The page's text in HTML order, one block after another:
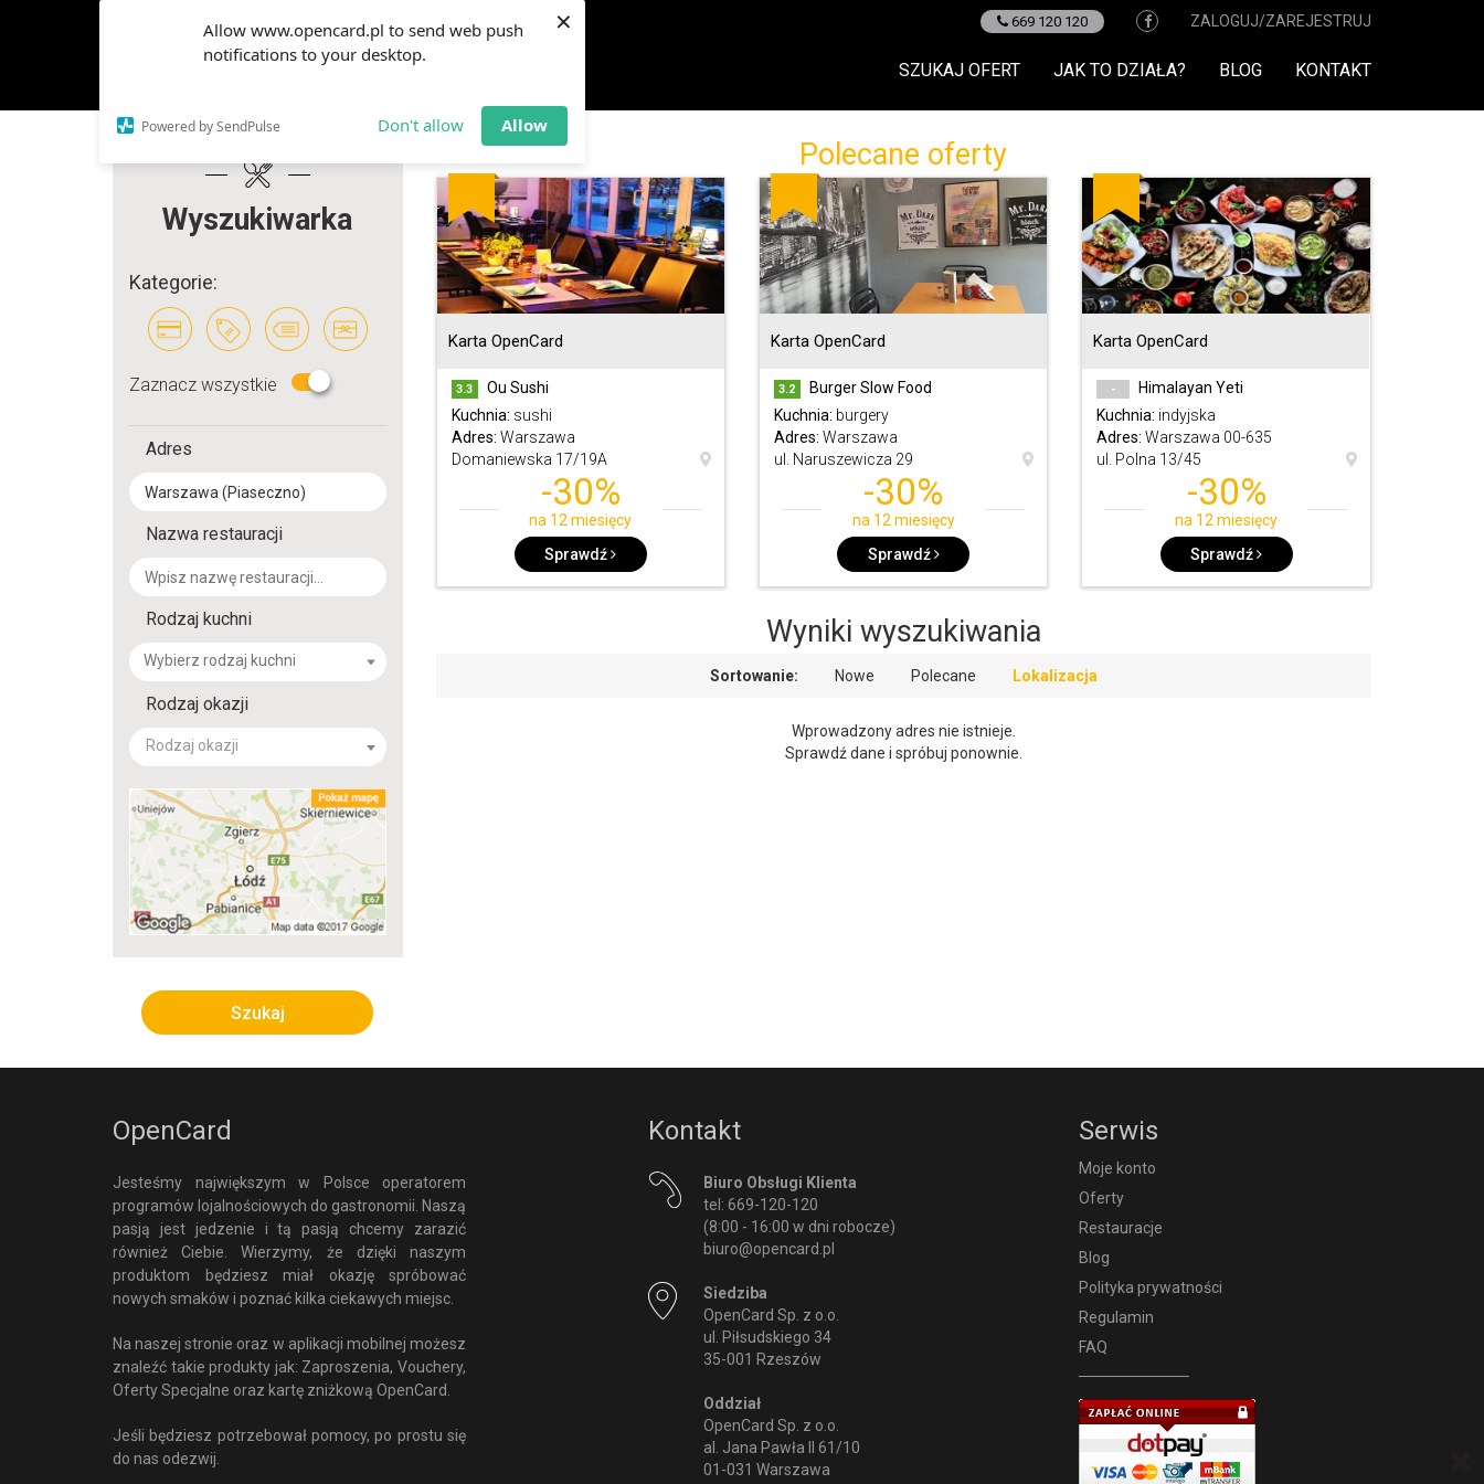
Allow www.opencard.pl to send web push
notifications to your desktop.
Powered by SendPulse Don't allow Allow
× 669 120 120 ZALOGUJ/ZAREJESTRUJ
SZUKAJ OFERT JAK TO DZIAŁA? BLOG KONTAKT
Wyszukiwarka
Kategorie:
Zaznacz wszystkie
Adres
Nazwa restauracji
Rodzaj kuchni
Rodzaj okazji
Rodzaj okazji
Polecane oferty
Karta OpenCard
3.3
Ou Sushi
Kuchnia: sushi
Adres: Warszawa
Domaniewska 17/19A
-30%
na 12 miesięcy
Sprawdź
Karta OpenCard
3.2
Burger Slow Food
Kuchnia: burgery
Adres: Warszawa
ul. Naruszewicza 29
-30%
na 12 miesięcy
Sprawdź
Karta OpenCard
-
Himalayan Yeti
Kuchnia: indyjska
Adres: Warszawa 00-635
ul. Polna 13/45
-30%
na 12 miesięcy
Sprawdź
Wyniki wyszukiwania
Sortowanie: Nowe Polecane Lokalizacja
Wprowadzony adres nie istnieje.
Sprawdź dane i spróbuj ponownie.
OpenCard
Jesteśmy największym w Polsce operatorem
programów lojalnościowych do gastronomii. Naszą
pasją jest jedzenie i tą pasją chcemy zarazić
również Ciebie. Wierzymy, że dzięki naszym
produktom będziesz miał okazję spróbować
nowych smaków i poznać kilka ciekawych miejsc.
Na naszej stronie oraz w aplikacji mobilnej możesz
znaleźć takie produkty jak: Zaproszenia, Vouchery,
Oferty Specjalne oraz kartę zniżkową OpenCard.
Jeśli będziesz potrzebował pomocy, po prostu się
do nas odezwij.
Kontakt
Biuro Obsługi Klienta
tel: 669-120-120
(8:00 - 16:00 w dni robocze)
biuro@opencard.pl
Siedziba
OpenCard Sp. z o.o.
ul. Piłsudskiego 34
35-001 Rzeszów
Oddział
OpenCard Sp. z o.o.
al. Jana Pawła II 61/10
01-031 Warszawa
Serwis
Moje konto
Oferty
Restauracje
Blog
Polityka prywatności
Regulamin
FAQ